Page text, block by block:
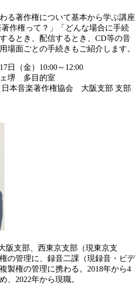
る著作権について基本から学ぶ講座
作権って？」「どんな場合に手続
るとき、配信するとき、CD等の音
場面ごとの手続きもご紹介します。
（金）10:00～12:00
堺 多目的室
本音楽著作権協会 大阪支部 支部
阪支部、西東京支部（現東京支
の管理に、録音二課（現録音・ビデ
製権の管理に携わる。2018年から4
、2022年から現職。